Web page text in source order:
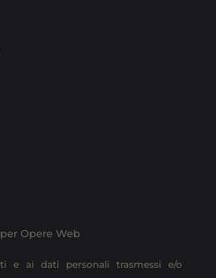
Opere Web
e ai dati personali trasmessi e/o